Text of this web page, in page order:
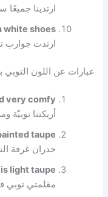
ارتدينا
shoes.
ارتدت جوارب
عبارات عن اللون التوبي
very comfy.
أريكتنا توبيّة
taupe.
جدران غرفة
light taupe.
مقلمتي توبي